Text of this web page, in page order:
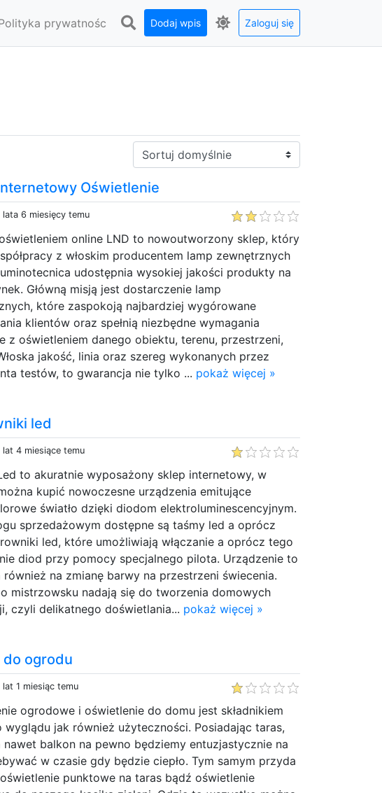
prywatnośc Dodaj wpis Zaloguj się
Sortuj:
Oświetlenie
lata 6 miesięcy temu
online LND to nowoutworzony sklep, który
z włoskim producentem lamp zewnętrznych
udostępnia wysokiej jakości produkty na
Główną misją jest dostarczenie lamp
które zaspokoją najbardziej wygórowane
klientów oraz spełnią niezbędne wymagania
z oświetleniem danego obiektu, terenu, przestrzeni,
jakość, linia oraz szereg wykonanych przez
testów, to gwarancja nie tylko ... pokaż więcej »
led
lat 4 miesiące temu
to akuratnie wyposażony sklep internetowy, w
kupić nowoczesne urządzenia emitujące
światło dzięki diodom elektroluminescencyjnym.
sprzedażowym dostępne są taśmy led a oprócz
led, które umożliwiają włączanie a oprócz tego
diod przy pomocy specjalnego pilota. Urządzenie to
również na zmianę barwy na przestrzeni świecenia.
mistrzowsku nadają się do tworzenia domowych
czyli delikatnego doświetlania... pokaż więcej »
do ogrodu
lat 1 miesiąc temu
ogrodowe i oświetlenie do domu jest składnikiem
wyglądu jak również użyteczności. Posiadając taras,
nawet balkon na pewno będziemy entuzjastycznie na
w czasie gdy będzie ciepło. Tym samym przyda
punktowe na taras bądź oświetlenie